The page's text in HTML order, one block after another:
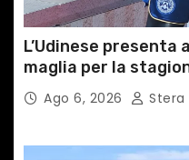
o
l
i
L’Udinese presenta
maglia per la
Ago 6, 2026 Stera